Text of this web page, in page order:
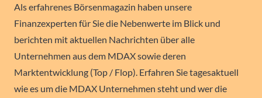
Als erfahrenes Börsenmagazin haben unsere
Finanzexperten für Sie die Nebenwerte im Blick und
berichten mit aktuellen Nachrichten über alle
Unternehmen aus dem MDAX sowie deren
Marktentwicklung (Top / Flop). Erfahren Sie tagesaktuell
wie es um die MDAX Unternehmen steht und wer die